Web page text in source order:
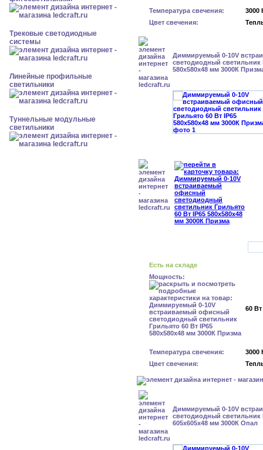
Трековые светодиодные
системы
Линейные профильные
светильники
Туннельные модульные
светильники
Температура свечения:
3000
Цвет свечения:
Диммируемый 0-10V
светодиодный светильник
580x580x48 мм 3000К
Есть на складе
Мощность:
60 Вт
Температура свечения:
3000
Цвет свечения:
Диммируемый 0-10V
светодиодный светильник
605x605x48 мм 3000К Опал